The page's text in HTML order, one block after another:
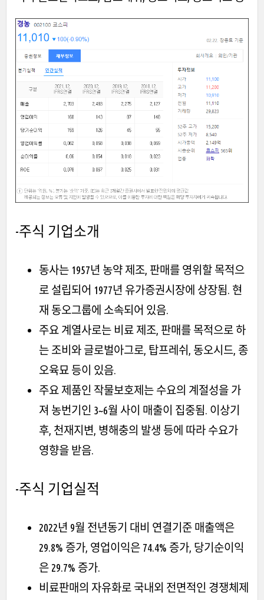
-주식 기업소개
동사는 1957년 농약 제조, 판매를 영위할 목적으
로 설립되어 1977년 유가증권시장에 상장됨. 현
재 동오그룹에 소속되어 있음.
주요 계열사로는 비료 제조, 판매를 목적으로 하
는 조비와 글로벌아그로, 탑프레쉬, 동오시드, 종
오육묘 등이 있음.
주요 제품인 작물보호제는 수요의 계절성을 가
져 농번기인 3~6월 사이 매출이 집중됨. 이상기
후, 천재지변, 병해충의 발생 등에 따라 수요가
영향을 받음.
-주식 기업실적
2022년 9월 전년동기 대비 연결기준 매출액은
29.8% 증가, 영업이익은 74.4% 증가, 당기순이익
은 29.7% 증가.
비료판매의 자유화로 국내외 전면적인 경쟁체제